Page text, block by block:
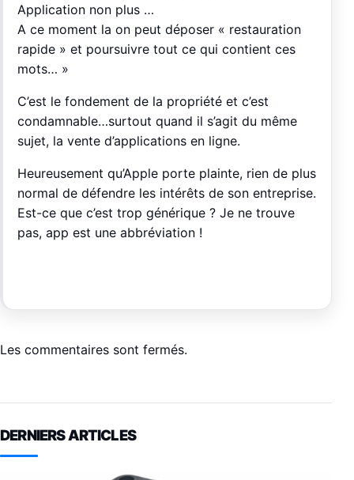
Application non plus …
A ce moment la on peut déposer « restauration
rapide » et poursuivre tout ce qui contient ces
mots… »
C’est le fondement de la propriété et c’est
condamnable…surtout quand il s’agit du même
sujet, la vente d’applications en ligne.
Heureusement qu’Apple porte plainte, rien de plus
normal de défendre les intérêts de son entreprise.
Est-ce que c’est trop générique ? Je ne trouve
pas, app est une abbréviation !
Les commentaires sont fermés.
DERNIERS ARTICLES